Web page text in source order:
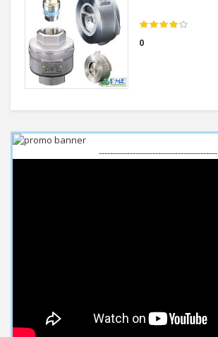
0
------------------------------------------